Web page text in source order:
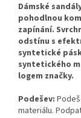
Dámské
pohodlnou
zapínání.
odstínu s
syntetické
syntetického
logem značky.
Podešev:
materiálu.